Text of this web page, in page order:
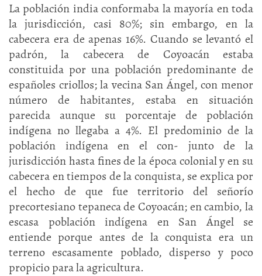
La población india conformaba la mayoría en toda
la jurisdicción, casi 80%; sin embargo, en la
cabecera era de apenas 16%. Cuando se levantó el
padrón, la cabecera de Coyoacán estaba
constituida por una población predominante de
españoles criollos; la vecina San Ángel, con menor
número de habitantes, estaba en situación
parecida aunque su porcentaje de población
indígena no llegaba a 4%. El predominio de la
población indígena en el con- junto de la
jurisdicción hasta fines de la época colonial y en su
cabecera en tiempos de la conquista, se explica por
el hecho de que fue territorio del señorío
precortesiano tepaneca de Coyoacán; en cambio, la
escasa población indígena en San Ángel se
entiende porque antes de la conquista era un
terreno escasamente poblado, disperso y poco
propicio para la agricultura.